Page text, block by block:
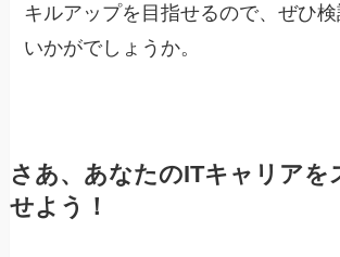
キルアップを目指せるので、ぜひ
いかがでしょうか。
さあ、あなたのITキャリアを
せよう！